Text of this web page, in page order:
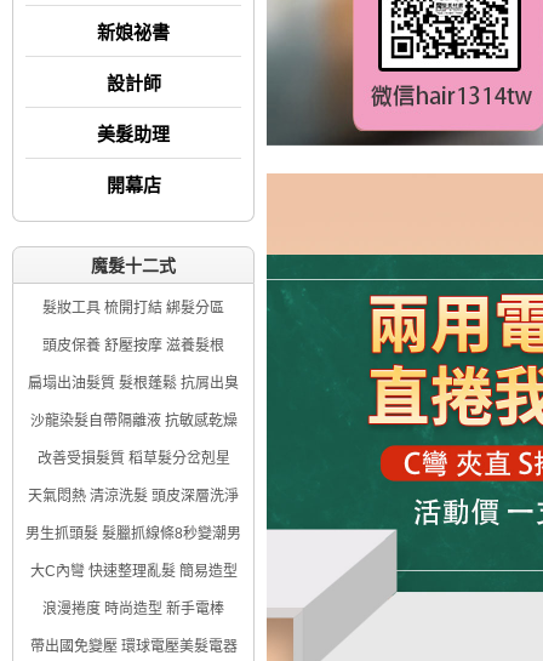
新娘祕書
設計師
美髮助理
開幕店
魔髮十二式
髮妝工具 梳開打結 綁髮分區
頭皮保養 舒壓按摩 滋養髮根
扁塌出油髮質 髮根蓬鬆 抗屑出臭
沙龍染髮自帶隔離液 抗敏感乾燥
改善受損髮質 稻草髮分岔剋星
天氣悶熱 清涼洗髮 頭皮深層洗淨
男生抓頭髮 髮臘抓線條8秒變潮男
大C內彎 快速整理亂髮 簡易造型
浪漫捲度 時尚造型 新手電棒
帶出國免變壓 環球電壓美髮電器